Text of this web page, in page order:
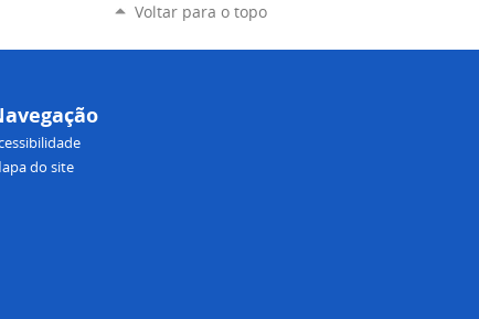
Voltar para o topo
do site